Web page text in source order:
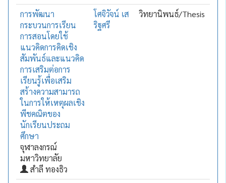
การพัฒนา
กระบวนการเรียน
การสอนโดยใช้
แนวคิดการคิดเชิง
สัมพันธ์และแนวคิด
การเสริมต่อการ
เรียนรู้เพื่อเสริม
สร้างความสามารถ
ในการให้เหตุผลเชิง
พีชคณิตของ
นักเรียนประถม
ศึกษา
จุฬาลงกรณ์
มหาวิทยาลัย
สำลี ทองธิว
โศจิวัจน์ เส
ริฐศรี
วิทยานิพนธ์/Thesis